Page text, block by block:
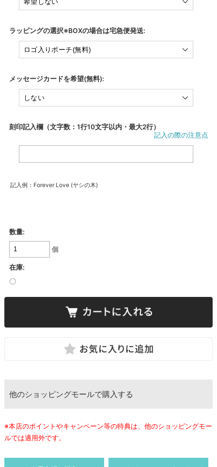
ラッピングの選択※BOXの場合は宅急便発送:
メッセージカードを希望(無料):
刻印記入欄（文字数：1行10文字以内・最大2行）
記入の際の注意点
記入例：Forever Love (ヤシの木)
数量:
個
在庫:
〇
他のショッピングモールで購入する
※本店のポイントやキャンペーン等の特典は、他のショッピングモー
ルでは適用外です。